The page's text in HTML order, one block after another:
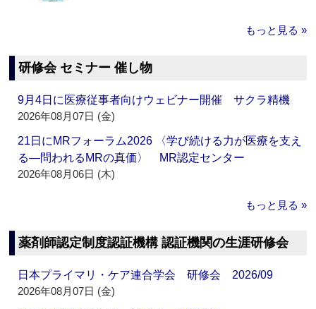
もっと見る »
研修会 セミナー 催し物
9月4日に医療従事者向けウェビナー開催 サクラ精機
2026年08月07日 (金)
21日にMRフォーラム2026 〈学び続ける力が医療を支え
る―問われるMRの真価〉 MR認定センター
2026年08月06日 (木)
もっと見る »
薬剤師認定制度認証機構 認証機関の生涯研修会
日本プライマリ・ケア連合学会 研修会 2026/09
2026年08月07日 (金)